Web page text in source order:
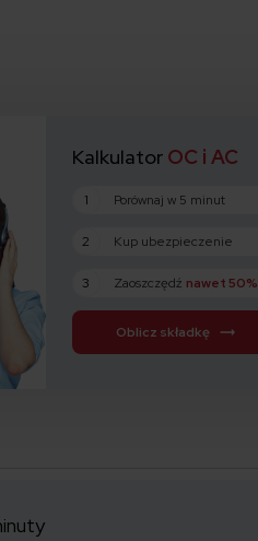
Kalkulator OC i AC
1 Porównaj w 5 minut
2 Kup ubezpieczenie
3 Zaoszczędź nawet 50%
Oblicz składkę